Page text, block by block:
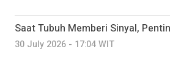
Saat Tubuh Memberi Sinyal,
30 July 2026 - 17:04 WIT